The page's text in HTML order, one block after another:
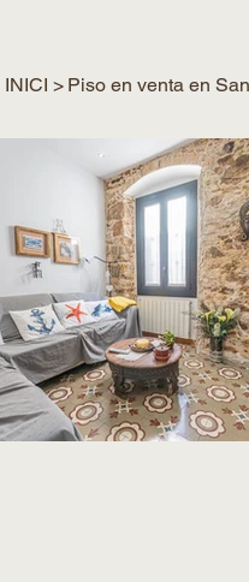
INICI > Piso en venta en